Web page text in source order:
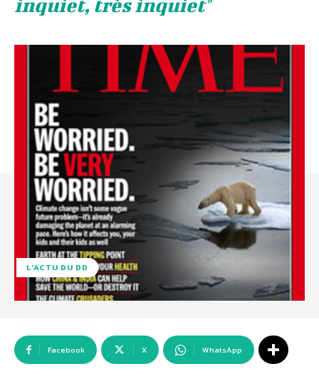
inquiet, très inquiet"
L'ACTU DU DD
Facebook X WhatsApp